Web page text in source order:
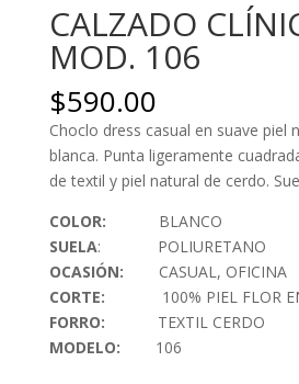
CALZADO
MOD. 106
$590.00
Choclo dress casual en suave piel
blanca. Punta ligeramente
de textil y piel natural de cerdo.
COLOR: BLANCO
SUELA: POLIURETANO
OCASIÓN: CASUAL, OFICINA
CORTE: 100% PIEL FLOR
FORRO: TEXTIL CERDO
MODELO: 106